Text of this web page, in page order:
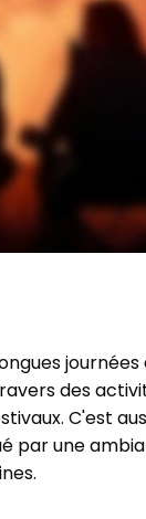
journées
des
C'est
par une